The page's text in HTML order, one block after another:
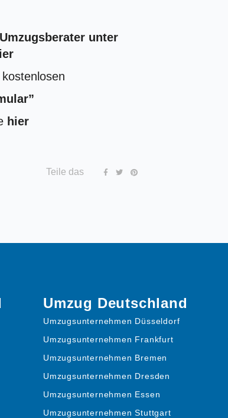
unter
hier
Teile das
Umzug Deutschland
Umzugsunternehmen Düsseldorf
Umzugsunternehmen Frankfurt
Umzugsunternehmen Bremen
Umzugsunternehmen Dresden
Umzugsunternehmen Essen
Umzugsunternehmen Stuttgart